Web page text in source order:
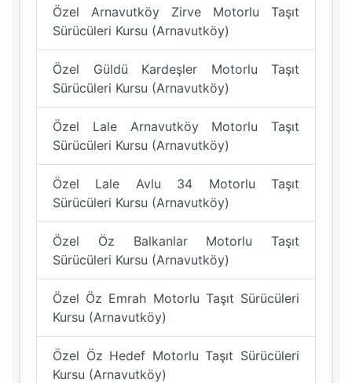
Özel Arnavutköy Zirve Motorlu Taşıt
Sürücüleri Kursu (Arnavutköy)
Özel Güldü Kardeşler Motorlu Taşıt
Sürücüleri Kursu (Arnavutköy)
Özel Lale Arnavutköy Motorlu Taşıt
Sürücüleri Kursu (Arnavutköy)
Özel Lale Avlu 34 Motorlu Taşıt
Sürücüleri Kursu (Arnavutköy)
Özel Öz Balkanlar Motorlu Taşıt
Sürücüleri Kursu (Arnavutköy)
Özel Öz Emrah Motorlu Taşıt Sürücüleri
Kursu (Arnavutköy)
Özel Öz Hedef Motorlu Taşıt Sürücüleri
Kursu (Arnavutköy)